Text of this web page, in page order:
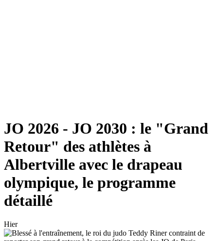
JO 2026 - JO 2030 : le "Grand
Retour" des athlètes à
Albertville avec le drapeau
olympique, le programme
détaillé
Hier